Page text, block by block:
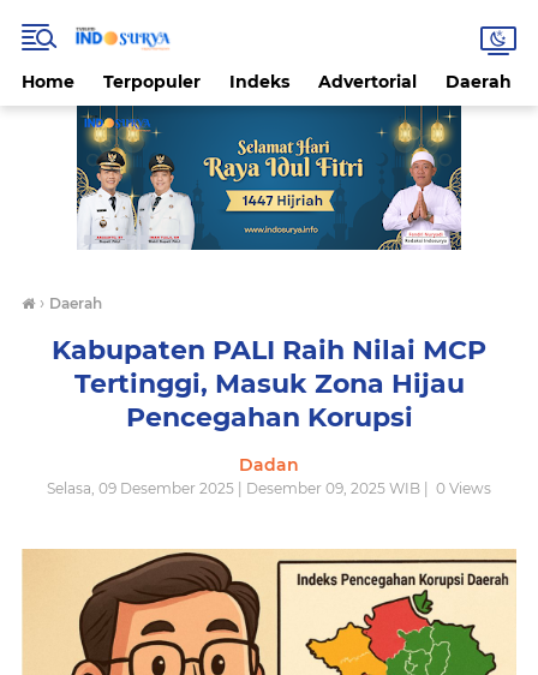
Home Terpopuler Indeks Advertorial Daerah
› Daerah
Kabupaten PALI Raih Nilai MCP
Tertinggi, Masuk Zona Hijau
Pencegahan Korupsi
Dadan
Selasa, 09 Desember 2025 | Desember 09, 2025 WIB | 0 Views